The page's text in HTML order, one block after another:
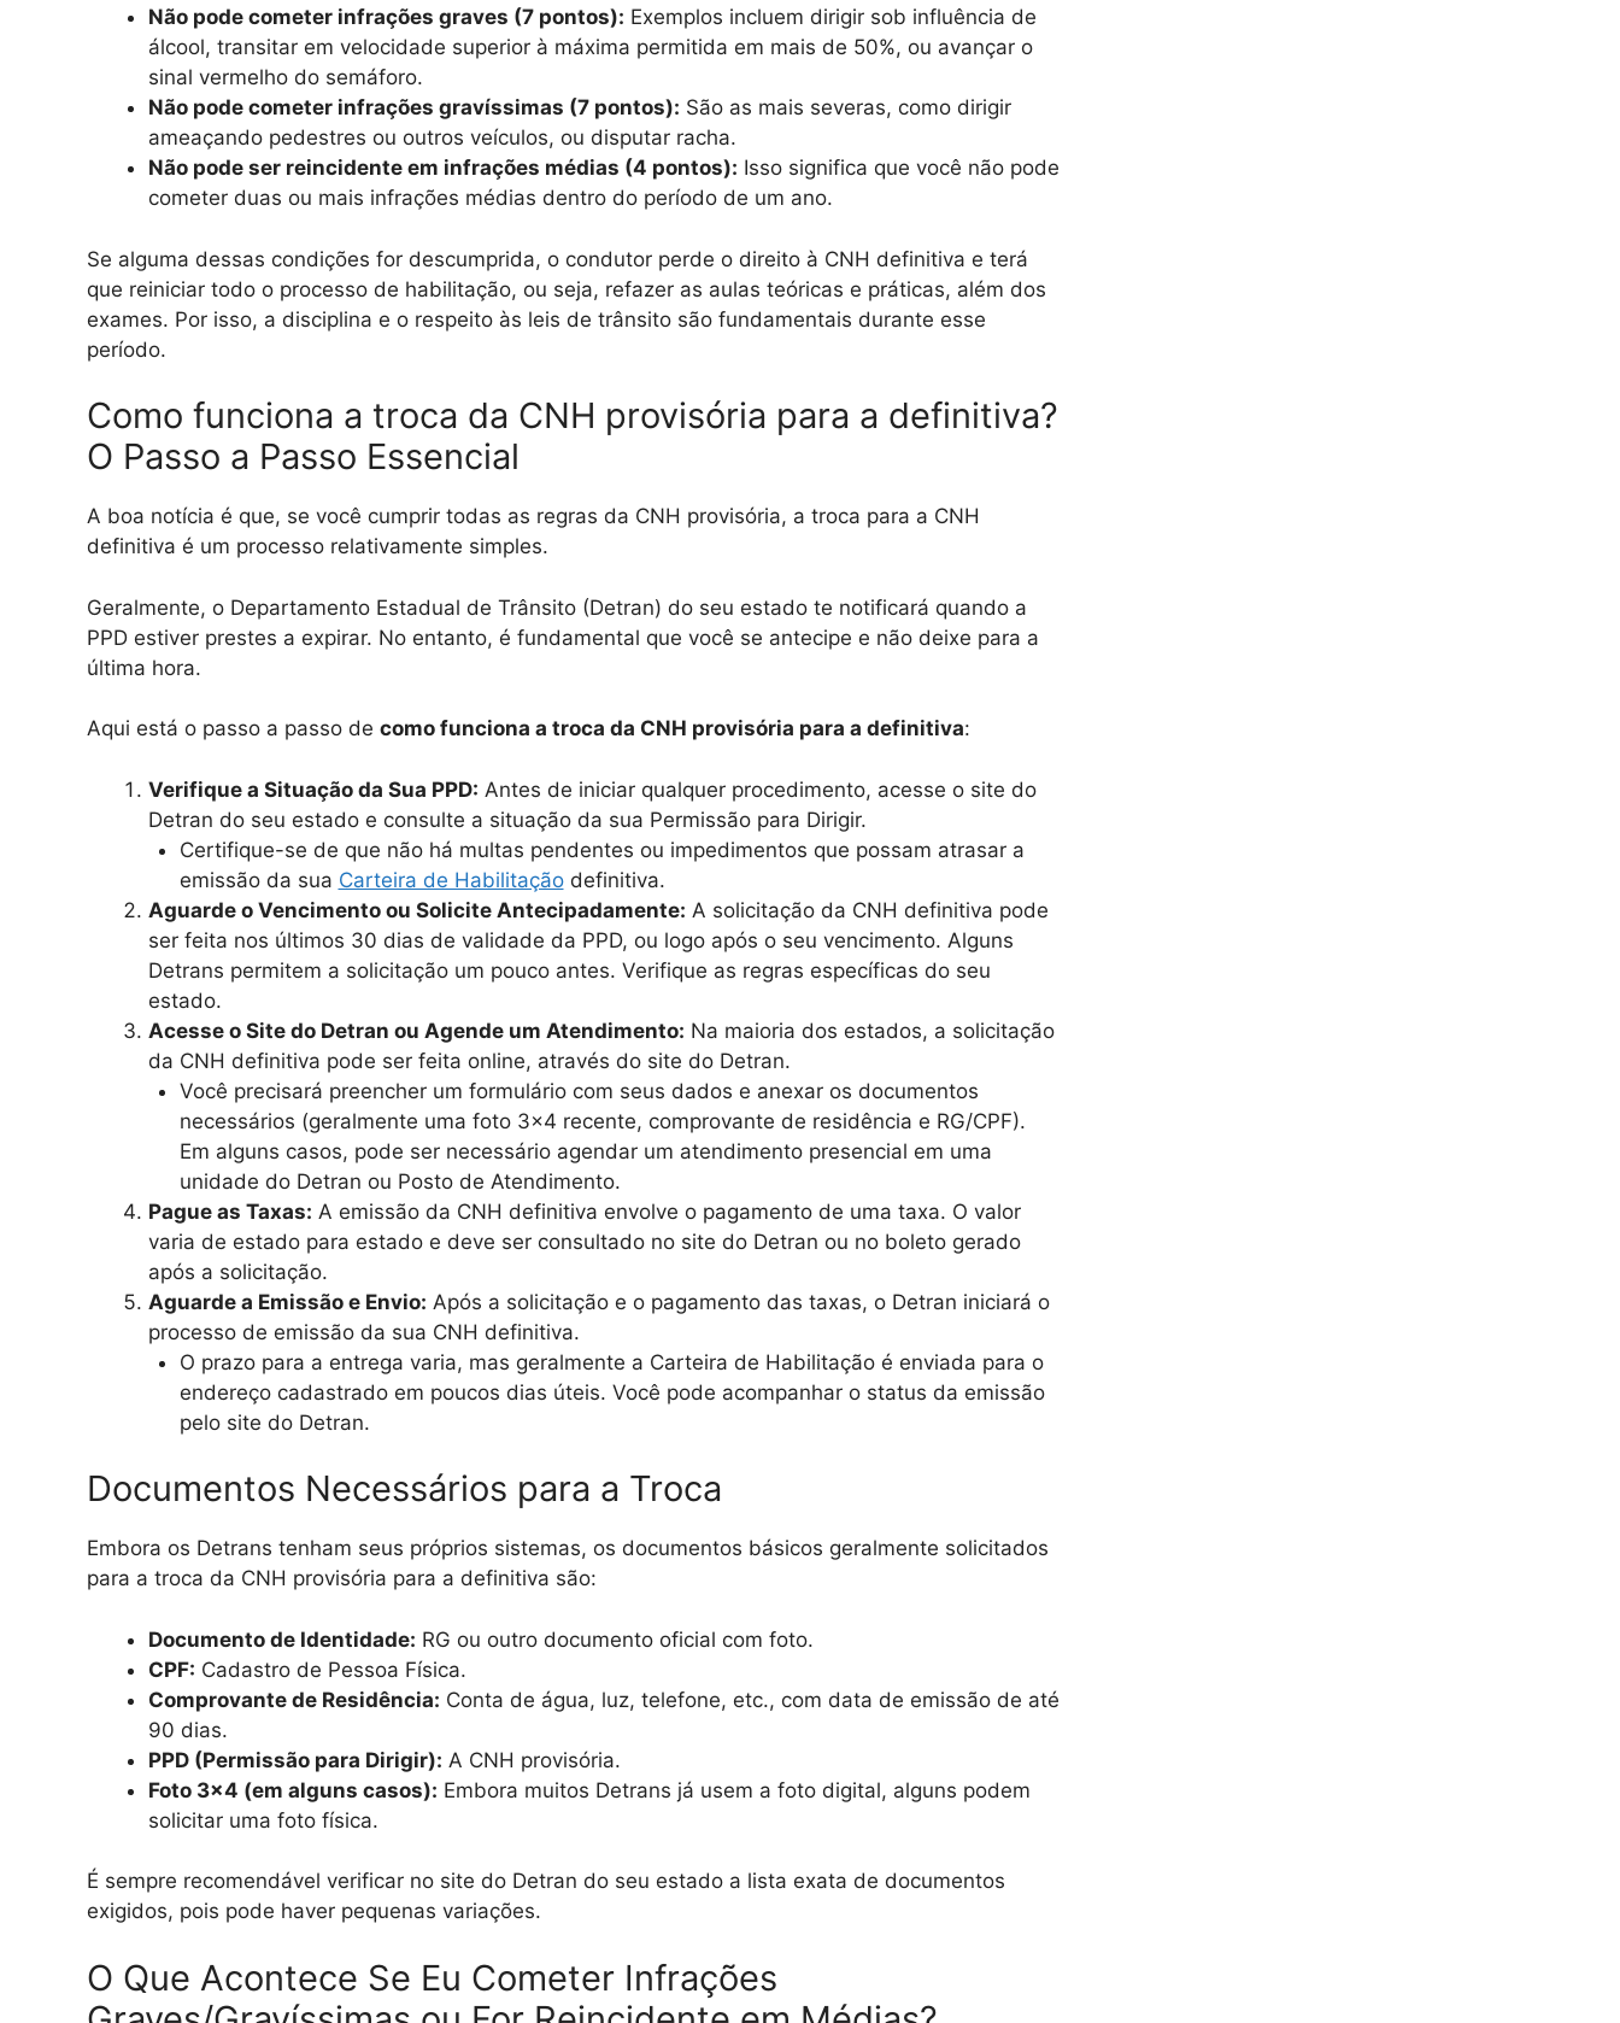
Não pode cometer infrações graves (7 pontos): Exemplos incluem dirigir sob influência de
álcool, transitar em velocidade superior à máxima permitida em mais de 50%, ou avançar o
sinal vermelho do semáforo.
Não pode cometer infrações gravíssimas (7 pontos): São as mais severas, como dirigir
ameaçando pedestres ou outros veículos, ou disputar racha.
Não pode ser reincidente em infrações médias (4 pontos): Isso significa que você não pode
cometer duas ou mais infrações médias dentro do período de um ano.
Se alguma dessas condições for descumprida, o condutor perde o direito à CNH definitiva e terá
que reiniciar todo o processo de habilitação, ou seja, refazer as aulas teóricas e práticas, além dos
exames. Por isso, a disciplina e o respeito às leis de trânsito são fundamentais durante esse
período.
Como funciona a troca da CNH provisória para a definitiva?
O Passo a Passo Essencial
A boa notícia é que, se você cumprir todas as regras da CNH provisória, a troca para a CNH
definitiva é um processo relativamente simples.
Geralmente, o Departamento Estadual de Trânsito (Detran) do seu estado te notificará quando a
PPD estiver prestes a expirar. No entanto, é fundamental que você se antecipe e não deixe para a
última hora.
Aqui está o passo a passo de como funciona a troca da CNH provisória para a definitiva:
Verifique a Situação da Sua PPD: Antes de iniciar qualquer procedimento, acesse o site do
Detran do seu estado e consulte a situação da sua Permissão para Dirigir.
Certifique-se de que não há multas pendentes ou impedimentos que possam atrasar a
emissão da sua Carteira de Habilitaçãodefinitiva.
Aguarde o Vencimento ou Solicite Antecipadamente: A solicitação da CNH definitiva pode
ser feita nos últimos 30 dias de validade da PPD, ou logo após o seu vencimento. Alguns
Detrans permitem a solicitação um pouco antes. Verifique as regras específicas do seu
estado.
Acesse o Site do Detran ou Agende um Atendimento: Na maioria dos estados, a solicitação
da CNH definitiva pode ser feita online, através do site do Detran.
Você precisará preencher um formulário com seus dados e anexar os documentos
necessários (geralmente uma foto 3×4 recente, comprovante de residência e RG/CPF).
Em alguns casos, pode ser necessário agendar um atendimento presencial em uma
unidade do Detran ou Posto de Atendimento.
Pague as Taxas: A emissão da CNH definitiva envolve o pagamento de uma taxa. O valor
varia de estado para estado e deve ser consultado no site do Detran ou no boleto gerado
após a solicitação.
Aguarde a Emissão e Envio: Após a solicitação e o pagamento das taxas, o Detran iniciará o
processo de emissão da sua CNH definitiva.
O prazo para a entrega varia, mas geralmente a Carteira de Habilitação é enviada para o
endereço cadastrado em poucos dias úteis. Você pode acompanhar o status da emissão
pelo site do Detran.
Documentos Necessários para a Troca
Embora os Detrans tenham seus próprios sistemas, os documentos básicos geralmente solicitados
para a troca da CNH provisória para a definitiva são:
Documento de Identidade: RG ou outro documento oficial com foto.
CPF: Cadastro de Pessoa Física.
Comprovante de Residência: Conta de água, luz, telefone, etc., com data de emissão de até
90 dias.
PPD (Permissão para Dirigir): A CNH provisória.
Foto 3×4 (em alguns casos): Embora muitos Detrans já usem a foto digital, alguns podem
solicitar uma foto física.
É sempre recomendável verificar no site do Detran do seu estado a lista exata de documentos
exigidos, pois pode haver pequenas variações.
O Que Acontece Se Eu Cometer Infrações